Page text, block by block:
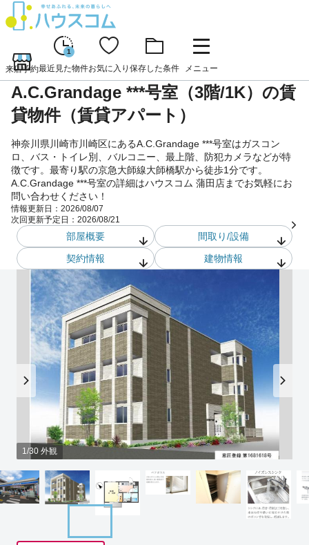
来店予約
1
最近見た物件お気に入り 保存した条件 メニュー
A.C.Grandage ***号室（3階/1K）の賃
貸物件（賃貸アパート）
神奈川県川崎市川崎区にあるA.C.Grandage ***号室はガスコン
ロ、バス・トイレ別、バルコニー、最上階、防犯カメラなどが特
徴です。最寄り駅の京急大師線大師橋駅から徒歩1分です。
A.C.Grandage ***号室の詳細はハウスコム 蒲田店までお気軽にお
問い合わせください！
情報更新日： 2026/08/07
次回更新予定日： 2026/08/21
部屋概要
間取り/設備
契約情報
建物情報
1/30 外観